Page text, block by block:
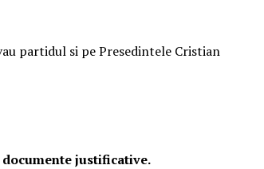
partidul si pe Presedintele Cristian
justificative.